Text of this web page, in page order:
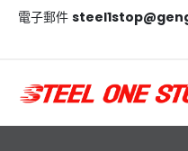
電子郵件